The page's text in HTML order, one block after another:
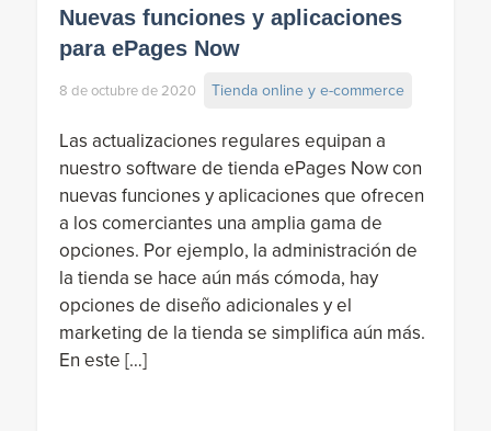
Nuevas funciones y aplicaciones
para ePages Now
8 de octubre de 2020 Tienda online y e-commerce
Las actualizaciones regulares equipan a
nuestro software de tienda ePages Now con
nuevas funciones y aplicaciones que ofrecen
a los comerciantes una amplia gama de
opciones. Por ejemplo, la administración de
la tienda se hace aún más cómoda, hay
opciones de diseño adicionales y el
marketing de la tienda se simplifica aún más.
En este […]